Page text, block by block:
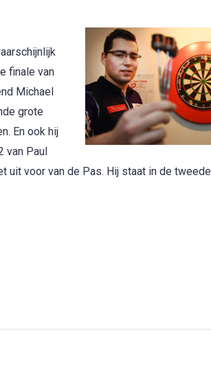
finale van
Michael
grote
En ook hij
van Paul
uit voor van de Pas. Hij staat in de tweede